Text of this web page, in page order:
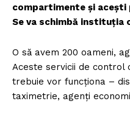
compartimente și
Se va schimbă instituția
O să avem 200 oameni,
Aceste servicii de control
trebuie vor funcționa –
taximetrie, agenți